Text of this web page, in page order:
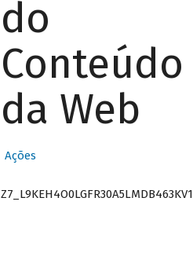
do
Conteúdo
da Web
Ações
Z7_L9KEH4O0LGFR30A5LMDB463KV1